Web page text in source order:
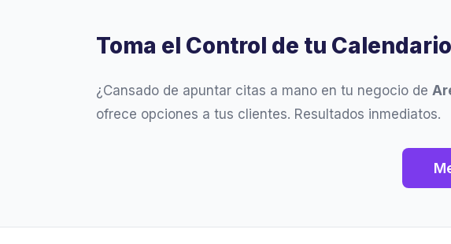
Toma el Control de tu
¿Cansado de apuntar citas a mano en tu negocio de
ofrece opciones a tus clientes. Resultados inmediatos.